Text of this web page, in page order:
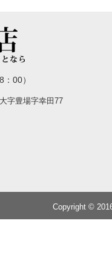
：00）
字豊場字幸田77
Copyright ©